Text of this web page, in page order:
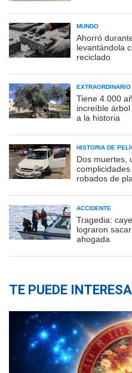
MUNDO
Ahorró
levantándola
reciclado
EXTRAORDINARIO
Tiene 4.000
increíble
a la historia
HISTORIA DE
Dos muertes,
robados de
ACCIDENTE
Tragedia:
lograron
ahogada
TE PUEDE